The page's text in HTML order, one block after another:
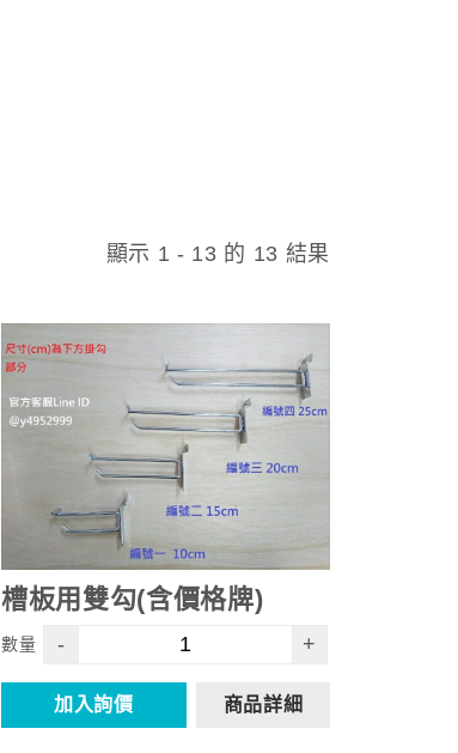
顯示 1 - 13 的 13 結果
槽板用雙勾(含價格牌)
數量 - +
加入詢價 商品詳細